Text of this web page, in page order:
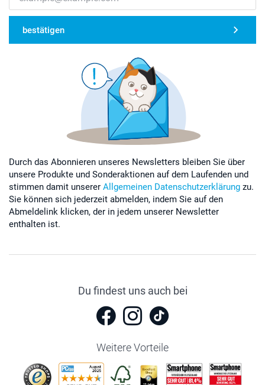
bestätigen
Durch das Abonnieren unseres Newsletters bleiben Sie über
unsere Produkte und Sonderaktionen auf dem Laufenden und
stimmen damit unserer Allgemeinen Datenschutzerklärung zu.
Sie können sich jederzeit abmelden, indem Sie auf den
Abmeldelink klicken, der in jedem unserer Newsletter
enthalten ist.
Du findest uns auch bei
Weitere Vorteile